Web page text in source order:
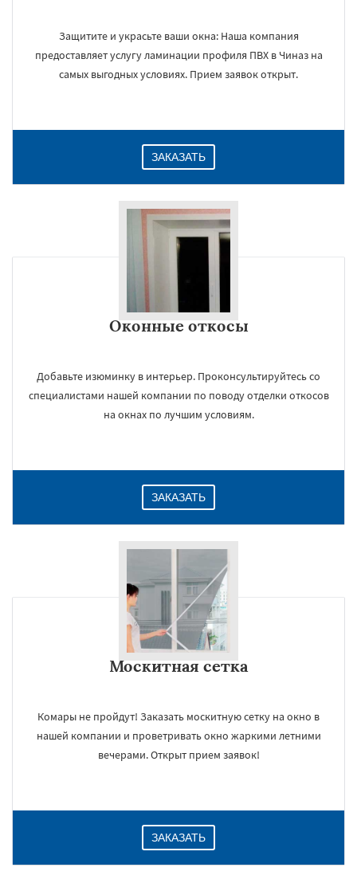
Защитите и украсьте ваши окна: Наша компания
предоставляет услугу ламинации профиля ПВХ в Чиназ на
самых выгодных условиях. Прием заявок открыт.
ЗАКАЗАТЬ
Оконные откосы
Добавьте изюминку в интерьер. Проконсультируйтесь со
специалистами нашей компании по поводу отделки откосов
на окнах по лучшим условиям.
ЗАКАЗАТЬ
Москитная сетка
Комары не пройдут! Заказать москитную сетку на окно в
нашей компании и проветривать окно жаркими летними
вечерами. Открыт прием заявок!
ЗАКАЗАТЬ